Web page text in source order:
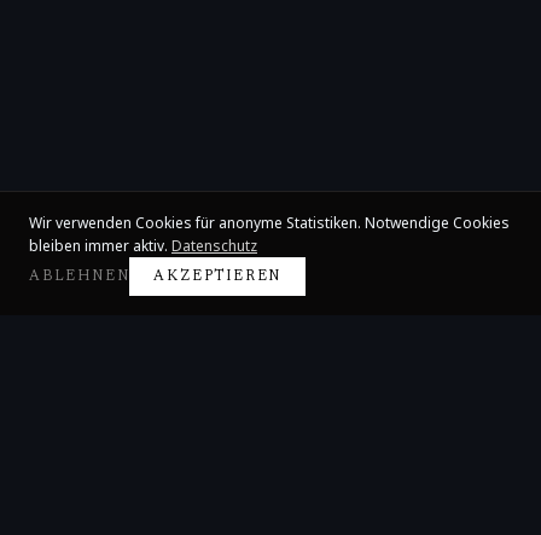
Wir verwenden Cookies für anonyme Statistiken. Notwendige Cookies
bleiben immer aktiv. Datenschutz
ABLEHNEN AKZEPTIEREN